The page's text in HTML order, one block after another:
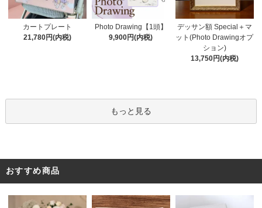
カートプレート
21,780円(内税)
Photo Drawing【1頭】
9,900円(内税)
デッサン額 Special＋マ
ット(Photo Drawingオプ
ション)
13,750円(内税)
もっと見る
おすすめ商品